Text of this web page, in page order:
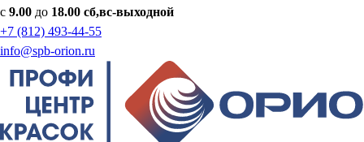
с 9.00 до 18.00 сб,вс-выходной
+7 (812) 493-44-55
info@spb-orion.ru